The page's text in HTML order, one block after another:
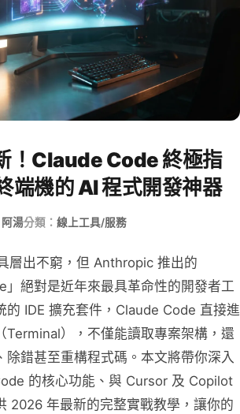
！Claude Code 終極指
端機的 AI 程式開發神器
阿湯分類： 線上工具/服務
層出不窮，但 Anthropic 推出的
」絕對是近年來最具革命性的開發者工
的 IDE 擴充套件，Claude Code 直接進
Terminal），不僅能讀取專案架構，還
除錯甚至重構程式碼。本文將帶你深入
的核心功能、與 Cursor 及 Copilot
2026 年最新的完整實戰教學，讓你的